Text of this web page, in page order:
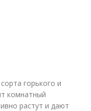
горького и
комнатный
растут и дают